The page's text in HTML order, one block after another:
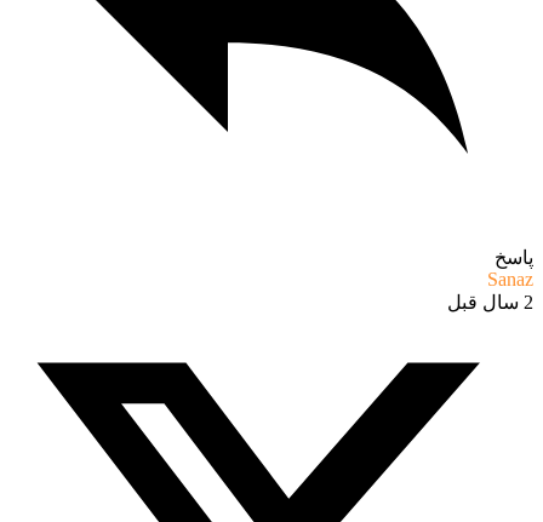
پاسخ
Sanaz
2 سال قبل